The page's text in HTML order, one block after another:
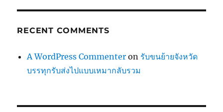
RECENT COMMENTS
A WordPress Commenter on รับขนย้ายจังหวัด
บรรทุกรับส่งไปแบบเหมากลับรวม